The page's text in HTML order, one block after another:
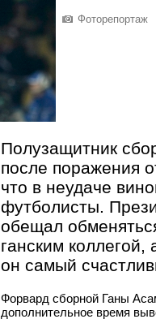
Фоторепортаж
Полузащитник
после поражения
что в неудаче
футболисты.
обещал
ганским коллегой,
он самый
Форвард сборной Ганы
дополнительное время